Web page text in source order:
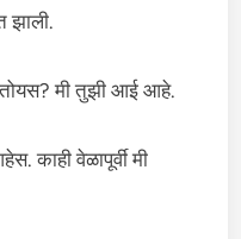
झाली.
मी तुझी आई आहे.
काही वेळापूर्वी मी